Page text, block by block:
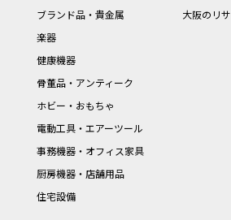
ブランド品・貴金属
楽器
健康機器
骨董品・アンティーク
ホビー・おもちゃ
電動工具・エアーツール
事務機器・オフィス家具
厨房機器・店舗用品
住宅設備
大阪のリ